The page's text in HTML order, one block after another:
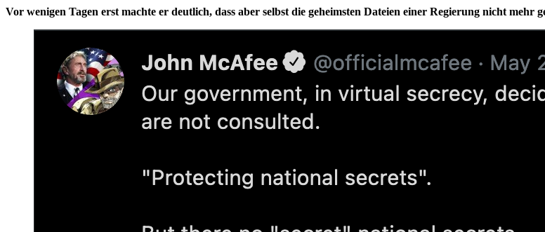
Vor wenigen Tagen erst machte er deutlich, dass aber selbst die geheimsten Dateien einer Regierung nicht mehr